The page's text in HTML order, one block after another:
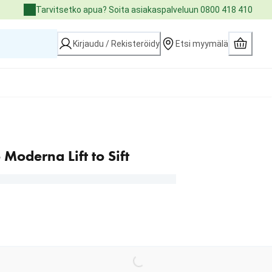
Tarvitsetko apua? Soita asiakaspalveluun 0800 418 410
Kirjaudu / Rekisteröidy Etsi myymälä
Lift to Sift